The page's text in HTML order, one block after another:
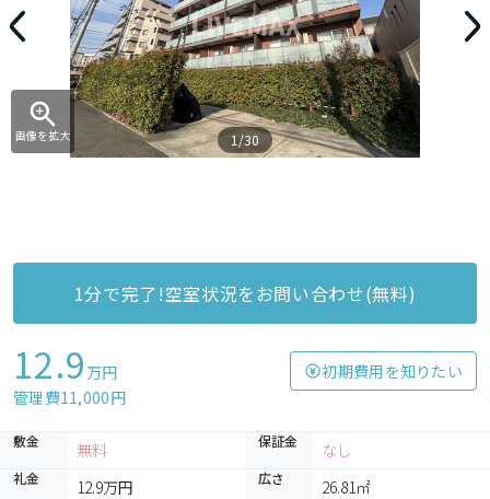
画像を拡大 1/30
1分で完了!空室状況をお問い合わせ(無料)
12.9 万円
管理費11,000円
初期費用を知りたい
敷金 無料 保証金 なし
礼金 12.9万円 広さ 26.81㎡